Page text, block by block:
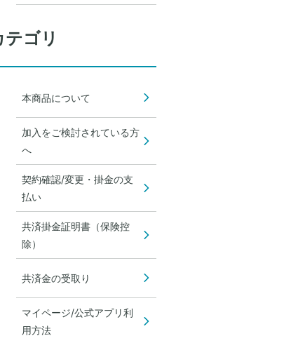
続できますか。共済
契約を継続できる場
合、海外での病気や
ケガは共済金のお支
すか。
テゴリ
本商品について
加入をご検討されている方
へ
契約確認/変更・掛金の支
払い
共済掛金証明書（保険控
除）
共済金の受取り
マイページ/公式アプリ利
用方法